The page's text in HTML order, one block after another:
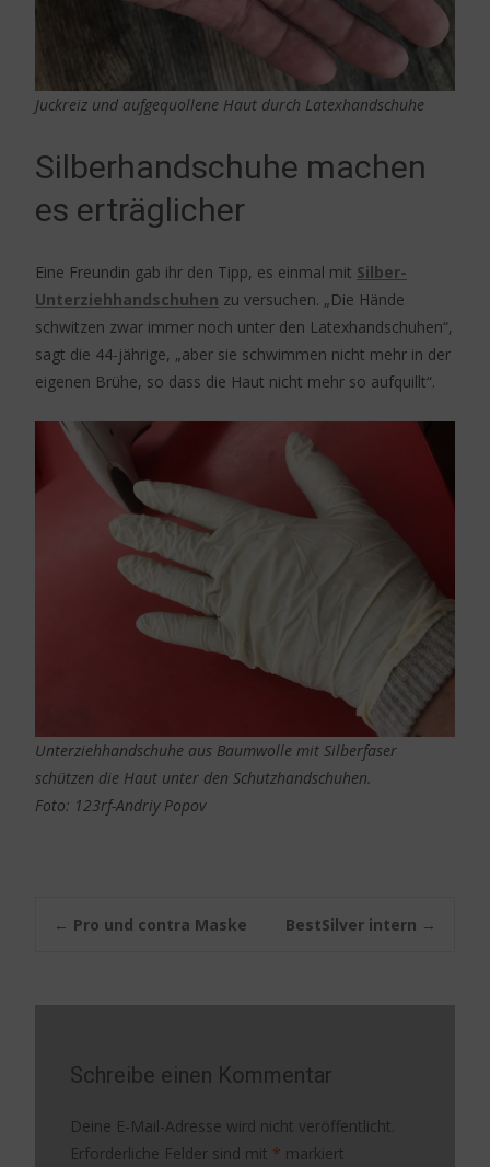
Juckreiz und aufgequollene Haut durch Latexhandschuhe
Silberhandschuhe machen
es erträglicher
Eine Freundin gab ihr den Tipp, es einmal mit Silber-
Unterziehhandschuhen zu versuchen. „Die Hände
schwitzen zwar immer noch unter den Latexhandschuhen“,
sagt die 44-jährige, „aber sie schwimmen nicht mehr in der
eigenen Brühe, so dass die Haut nicht mehr so aufquillt“.
Unterziehhandschuhe aus Baumwolle mit Silberfaser
schützen die Haut unter den Schutzhandschuhen.
Foto: 123rf-Andriy Popov
Post
← Pro und contra Maske BestSilver intern →
Schreibe einen Kommentar
Deine E-Mail-Adresse wird nicht veröffentlicht.
Erforderliche Felder sind mit * markiert